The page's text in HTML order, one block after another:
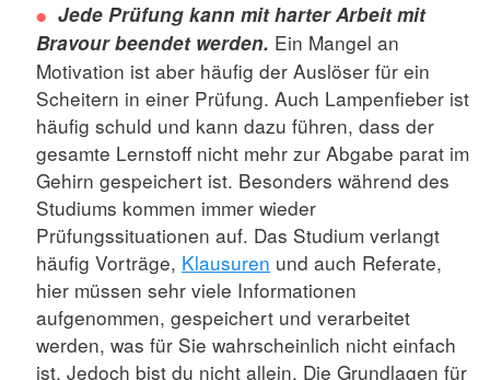
Jede Prüfung kann mit harter Arbeit mit
Bravour beendet werden. Ein Mangel an
Motivation ist aber häufig der Auslöser für ein
Scheitern in einer Prüfung. Auch Lampenfieber ist
häufig schuld und kann dazu führen, dass der
gesamte Lernstoff nicht mehr zur Abgabe parat im
Gehirn gespeichert ist. Besonders während des
Studiums kommen immer wieder
Prüfungssituationen auf. Das Studium verlangt
häufig Vorträge, Klausuren und auch Referate,
hier müssen sehr viele Informationen
aufgenommen, gespeichert und verarbeitet
werden, was für Sie wahrscheinlich nicht einfach
ist. Jedoch bist du nicht allein. Die Grundlagen für